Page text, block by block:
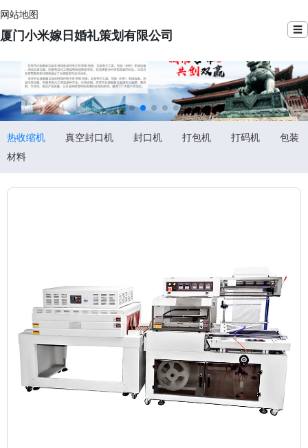
网站地图
厦门小米嫁日婚礼策划有限公司 ☰
热收缩机 真空封口机 封口机 打包机 打码机
包装
材料